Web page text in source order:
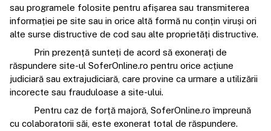
sau programele folosite pentru afișarea sau transmiterea
informației pe site sau in orice altă formă nu conțin viruși ori
alte surse distructive de cod sau alte proprietăți distructive.
Prin prezență sunteți de acord să exonerați de
răspundere site-ul SoferOnline.ro pentru orice acțiune
judiciară sau extrajudiciară, care provine ca urmare a utilizării
incorecte sau frauduloase a site-ului.
Pentru caz de forță majoră, SoferOnline.ro împreună
cu colaboratorii săi, este exonerat total de răspundere.